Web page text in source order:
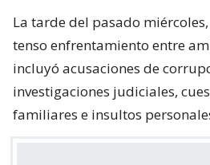
La tarde del pasado
tenso enfrentamiento entre
incluyó acusaciones de
investigaciones judiciales,
familiares e insultos